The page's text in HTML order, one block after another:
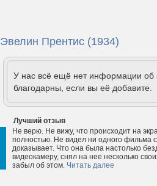
Эвелин Прентис (1934)
У нас всё ещё нет информации
благодарны, если вы её добавите.
Лучший отзыв
Не верю. Не вижу, что происходит на
полностью. Не видел ни одного фильма
доказывает. Что она была настолько
видеокамеру, снял на нее несколько
забыл об этом. Читать далее